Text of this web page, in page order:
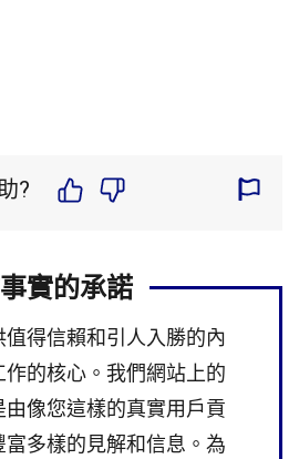
?
實的承諾
得信賴和引人入勝的內
的核心。我們網站上的
像您這樣的真實用戶貢
多樣的見解和信息。為